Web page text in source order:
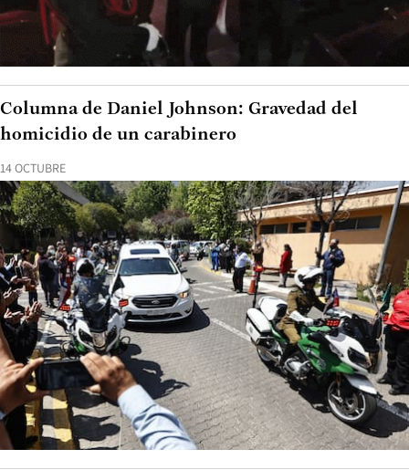
14 OCTUBRE
Columna de Daniel Johnson: Gravedad del
homicidio de un carabinero